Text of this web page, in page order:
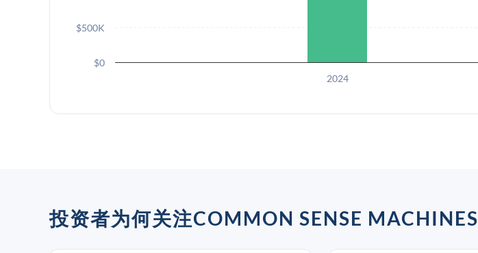
2024
$0
$500K
投资者为何关注COMMON SENSE MACHINES